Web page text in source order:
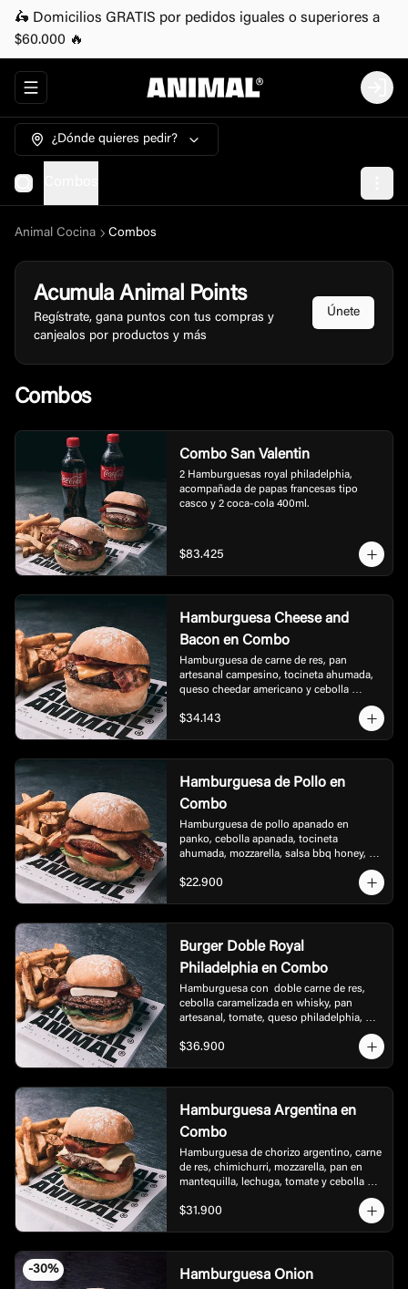
🛵 Domicilios GRATIS por pedidos iguales o superiores a
$60.000 🔥
Abrir menu de navegación Login
¿Dónde quieres pedir?
Animal Cocina Combos
AcumulaAnimal Points
Regístrate, gana puntos con tus compras y
canjealos por productos y más
Únete
Combos
Combo San Valentin
2 Hamburguesas royal philadelphia,
acompañada de papas francesas tipo
casco y 2 coca-cola 400ml.
$83.425
Hamburguesa Cheese and
Bacon en Combo
Hamburguesa de carne de res, pan
artesanal campesino, tocineta ahumada,
queso cheedar americano y cebolla
$34.143
Hamburguesa de Pollo en
Combo
Hamburguesa de pollo apanado en
panko, cebolla apanada, tocineta
ahumada, mozzarella, salsa bbq honey,
lechuga y tomate, acompañada de papas.
$22.900
Burger Doble Royal
Philadelphia en Combo
Hamburguesa con  doble carne de res,
cebolla caramelizada en whisky, pan
artesanal, tomate, queso philadelphia,
papas.
$36.900
Hamburguesa Argentina en
Combo
Hamburguesa de chorizo argentino, carne
de res, chimichurri, mozzarella, pan en
mantequilla, lechuga, tomate y cebolla en
$31.900
-30%
Hamburguesa Onion